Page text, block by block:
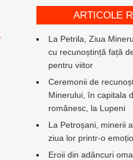
ARTICOLE
La Petrila, Ziua
cu recunoștință față
pentru viitor
Ceremonii de
Minerului, în capitala
românesc, la Lupeni
La Petroșani, minerii
ziua lor printr-o
Eroii din adâncuri